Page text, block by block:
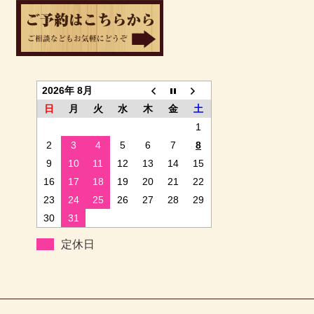
2026年 8月
日
月 火 水 木 金
土
1
2
3 4 5 6 7
8
9
10 11 12 13 14
15
16
17 18 19 20 21
22
23
24 25 26 27 28
29
30
31
定休日